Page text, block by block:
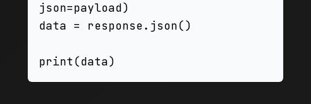
json=payload)
data = response.json()